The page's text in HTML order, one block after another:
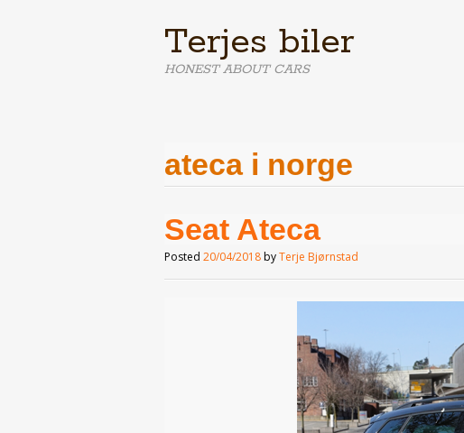
Terjes biler
HONEST ABOUT CARS
ateca i norge
Seat Ateca
Posted 20/04/2018byTerje Bjørnstad